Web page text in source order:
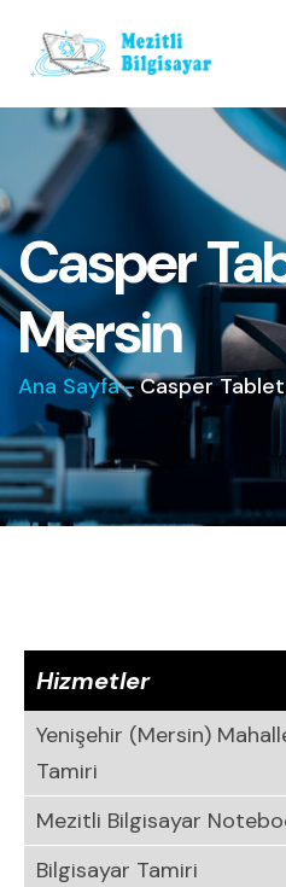
Casper
Mersin
Ana Sayfa-Casper
Hizmetler
Yenişehir (Mersin)
Tamiri
Mezitli Bilgisayar
Bilgisayar Tamiri